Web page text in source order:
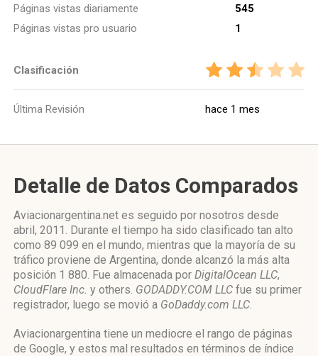
Páginas vistas diariamente
545
Páginas vistas pro usuario
1
Clasificación
Última Revisión hace 1 mes
Detalle de Datos Comparados
Aviacionargentina.net es seguido por nosotros desde
abril, 2011. Durante el tiempo ha sido clasificado tan alto
como 89 099 en el mundo, mientras que la mayoría de su
tráfico proviene de Argentina, donde alcanzó la más alta
posición 1 880. Fue almacenada por DigitalOcean LLC,
CloudFlare Inc. y others. GODADDY.COM LLC fue su primer
registrador, luego se movió a GoDaddy.com LLC.
Aviacionargentina tiene un mediocre el rango de páginas
de Google, y estos mal resultados en términos de índice